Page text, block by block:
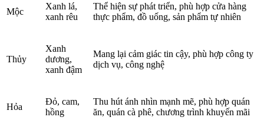
Mộc
Xanh lá,
xanh rêu
Thể hiện sự phát triển, phù hợp cửa hàng
thực phẩm, đồ uống, sản phẩm tự nhiên
Thủy
Xanh
dương,
xanh đậm
Mang lại cảm giác tin cậy, phù hợp công ty
dịch vụ, công nghệ
Hỏa
Đỏ, cam,
hồng
Thu hút ánh nhìn mạnh mẽ, phù hợp quán
ăn, quán cà phê, chương trình khuyến mãi